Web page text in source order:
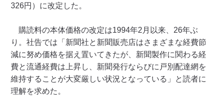
326円）に改定した。
購読料の本体価格の改定は1994年2月以来、26年ぶ
り。社告では「新聞社と新聞販売店はさまざまな経費節
減に努め価格を据え置いてきたが、新聞製作に関わる経
費と流通経費は上昇し、新聞発行ならびに戸別配達網を
維持することが大変厳しい状況となっている」と読者に
理解を求めた。